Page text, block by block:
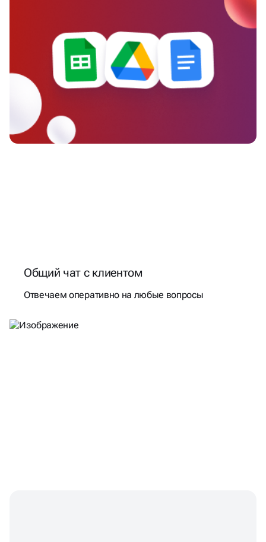
Общий чат с клиентом
Отвечаем оперативно на любые вопросы